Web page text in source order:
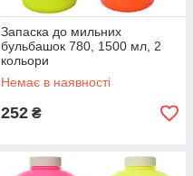
Запаска до мильних
бульбашок 780, 1500 мл, 2
кольори
Немає в наявності
252 ₴